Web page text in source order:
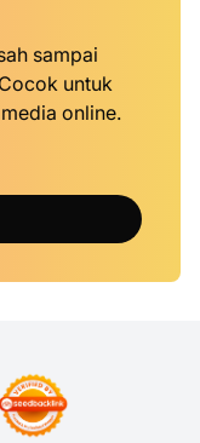
sampai
untuk
online.